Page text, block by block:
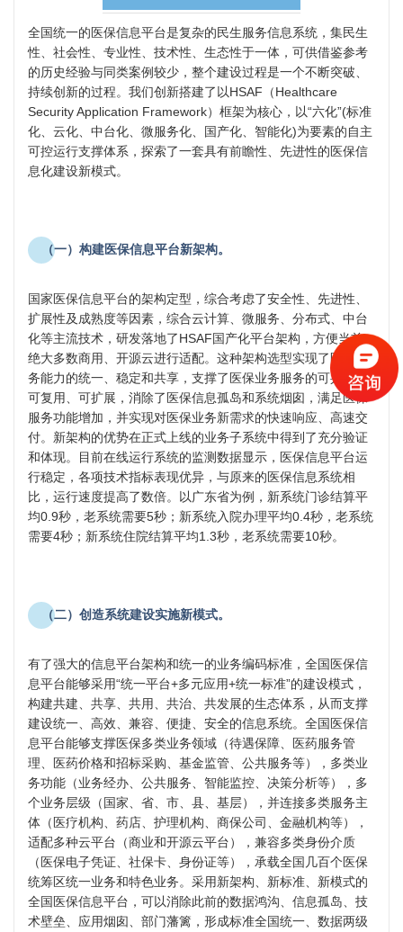
全国统一的医保信息平台是复杂的民生服务信息系统，集民生
性、社会性、专业性、技术性、生态性于一体，可供借鉴参考
的历史经验与同类案例较少，整个建设过程是一个不断突破、
持续创新的过程。我们创新搭建了以HSAF（Healthcare
Security Application Framework）框架为核心，以“六化”(标准
化、云化、中台化、微服务化、国产化、智能化)为要素的自主
可控运行支撑体系，探索了一套具有前瞻性、先进性的医保信
息化建设新模式。
（一）构建医保信息平台新架构。
国家医保信息平台的架构定型，综合考虑了安全性、先进性、
扩展性及成熟度等因素，综合云计算、微服务、分布式、中台
化等主流技术，研发落地了HSAF国产化平台架构，方便当前
绝大多数商用、开源云进行适配。这种架构选型实现了医保业
务能力的统一、稳定和共享，支撑了医保业务服务的可共享、
可复用、可扩展，消除了医保信息孤岛和系统烟囱，满足医保
服务功能增加，并实现对医保业务新需求的快速响应、高速交
付。新架构的优势在正式上线的业务子系统中得到了充分验证
和体现。目前在线运行系统的监测数据显示，医保信息平台运
行稳定，各项技术指标表现优异，与原来的医保信息系统相
比，运行速度提高了数倍。以广东省为例，新系统门诊结算平
均0.9秒，老系统需要5秒；新系统入院办理平均0.4秒，老系统
需要4秒；新系统住院结算平均1.3秒，老系统需要10秒。
（二）创造系统建设实施新模式。
有了强大的信息平台架构和统一的业务编码标准，全国医保信
息平台能够采用“统一平台+多元应用+统一标准”的建设模式，
构建共建、共享、共用、共治、共发展的生态体系，从而支撑
建设统一、高效、兼容、便捷、安全的信息系统。全国医保信
息平台能够支撑医保多类业务领域（待遇保障、医药服务管
理、医药价格和招标采购、基金监管、公共服务等），多类业
务功能（业务经办、公共服务、智能监控、决策分析等），多
个业务层级（国家、省、市、县、基层），并连接多类服务主
体（医疗机构、药店、护理机构、商保公司、金融机构等），
适配多种云平台（商业和开源云平台），兼容多类身份介质
（医保电子凭证、社保卡、身份证等），承载全国几百个医保
统筹区统一业务和特色业务。采用新架构、新标准、新模式的
全国医保信息平台，可以消除此前的数据鸿沟、信息孤岛、技
术壁垒、应用烟囱、部门藩篱，形成标准全国统一、数据两级